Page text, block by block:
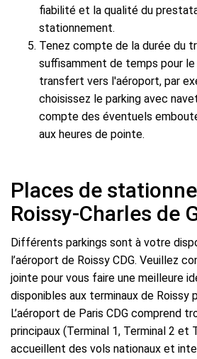
fiabilité et la qualité du
stationnement.
Tenez compte de la durée du
suffisamment de temps pour
transfert vers l'aéroport, par
choisissez le parking avec
compte des éventuels
aux heures de pointe.
Places de
Roissy-Charles de
Différents parkings sont à votre
l’aéroport de Roissy CDG. Veuillez
jointe pour vous faire une meilleure
disponibles aux terminaux de Roissy
L’aéroport de Paris CDG comprend
principaux (Terminal 1, Terminal 2 et
accueillent des vols nationaux et